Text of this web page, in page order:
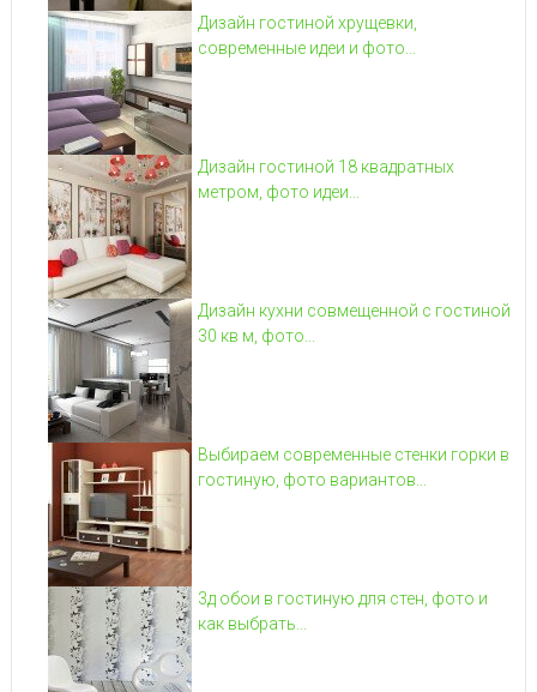
Дизайн гостиной хрущевки,
современные идеи и фото...
Дизайн гостиной 18 квадратных
метром, фото идеи...
Дизайн кухни совмещенной с гостиной
30 кв м, фото...
Выбираем современные стенки горки в
гостиную, фото вариантов...
3д обои в гостиную для стен, фото и
как выбрать...